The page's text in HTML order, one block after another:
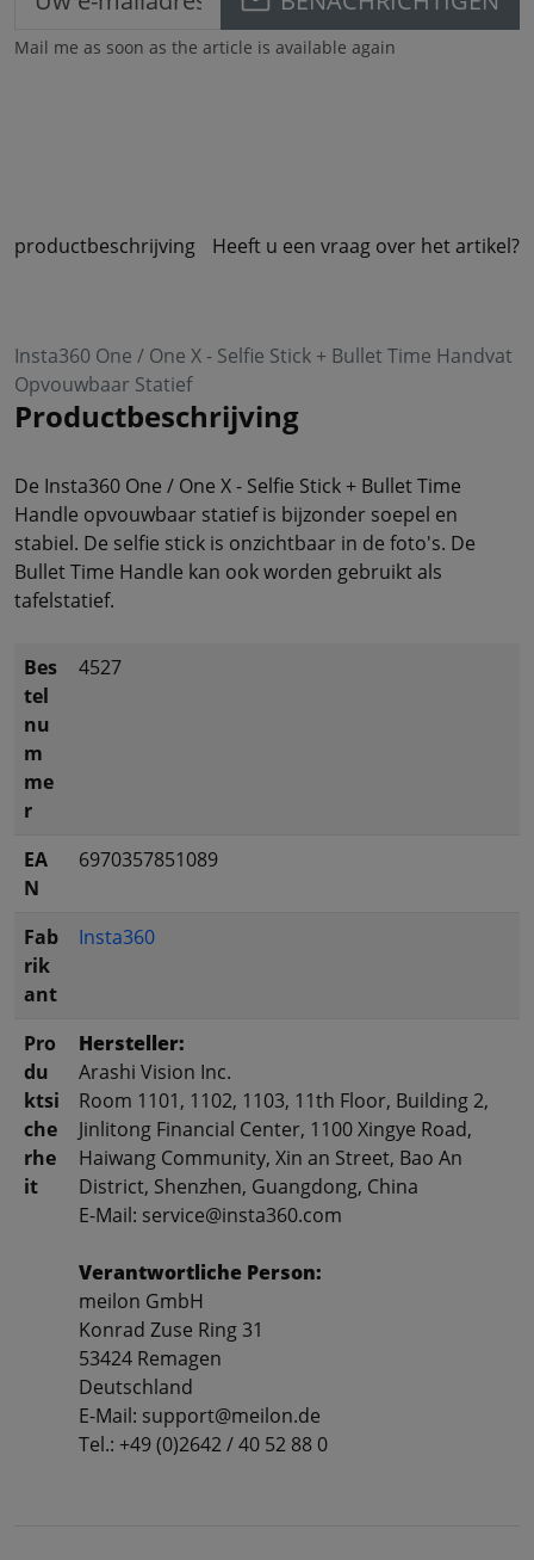
Mail me as soon as the article is available again
productbeschrijving Heeft u een vraag over het artikel?
Insta360 One / One X - Selfie Stick + Bullet Time Handvat
Opvouwbaar Statief
Productbeschrijving
De Insta360 One / One X - Selfie Stick + Bullet Time
Handle opvouwbaar statief is bijzonder soepel en
stabiel. De selfie stick is onzichtbaar in de foto's. De
Bullet Time Handle kan ook worden gebruikt als
tafelstatief.
Bes
tel
nu
m
me
r
4527
EA
N
6970357851089
Fab
rik
ant
Insta360
Pro
du
ktsi
che
rhe
it
Hersteller:
Arashi Vision Inc.
Room 1101, 1102, 1103, 11th Floor, Building 2,
Jinlitong Financial Center, 1100 Xingye Road,
Haiwang Community, Xin an Street, Bao An
District, Shenzhen, Guangdong, China
E-Mail: service@insta360.com
Verantwortliche Person:
meilon GmbH
Konrad Zuse Ring 31
53424 Remagen
Deutschland
E-Mail: support@meilon.de
Tel.: +49 (0)2642 / 40 52 88 0